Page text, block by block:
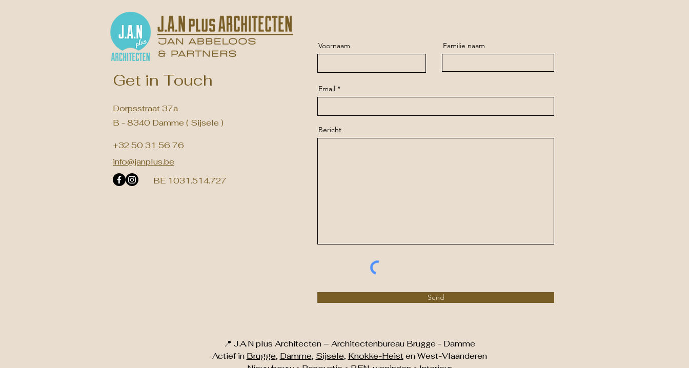
Get in Touch
Dorpsstraat 37a
B - 8340 Damme ( Sijsele )
+32 50 31 56 76
info@janplus.be
BE 1031.514.727
Voornaam Familie naam
Email
Bericht
Send
📍 J.A.N plus Architecten – Architectenbureau Brugge - Damme
Actief in Brugge, Damme, Sijsele, Knokke-Heisten West-Vlaanderen